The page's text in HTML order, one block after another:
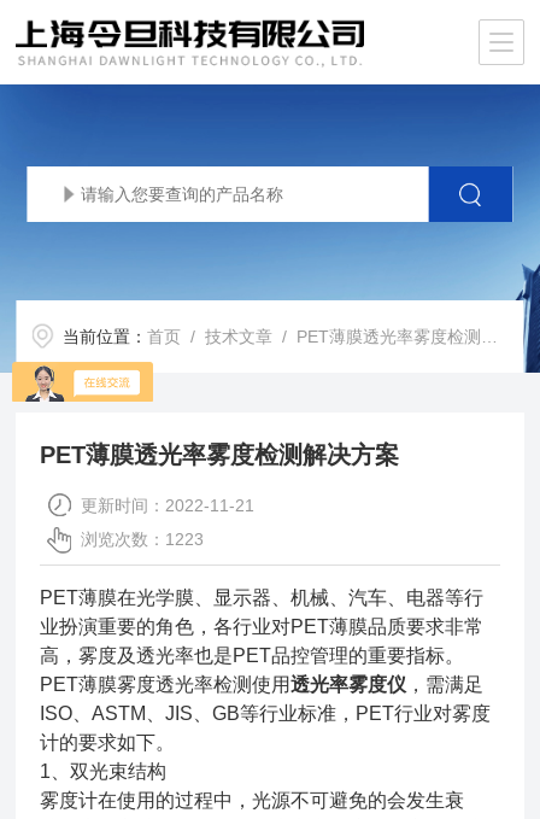
当前位置：首页 /技术文章 / PET薄膜透光率雾度检测解决方案
PET薄膜透光率雾度检测解决方案
更新时间：2022-11-21
浏览次数：1223
PET薄膜在光学膜、显示器、机械、汽车、电器等行
业扮演重要的角色，各行业对PET薄膜品质要求非常
高，雾度及透光率也是PET品控管理的重要指标。
PET薄膜雾度透光率检测使用透光率雾度仪 ，需满足
ISO、ASTM、JIS、GB等行业标准，PET行业对雾度
计的要求如下。
1、双光束结构
雾度计在使用的过程中，光源不可避免的会发生衰